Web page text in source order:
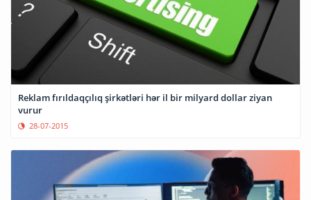
Reklam fırıldaqçılıq şirkətləri hər il bir milyard dollar ziyan
vurur
28-07-2015